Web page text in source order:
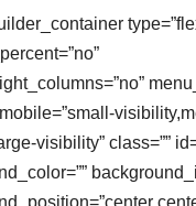
visibility” class=””